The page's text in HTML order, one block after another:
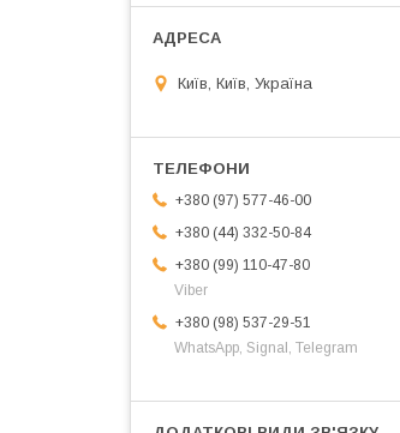
Київ, Київ, Україна
+380 (97) 577-46-00
+380 (44) 332-50-84
+380 (99) 110-47-80
Viber
+380 (98) 537-29-51
WhatsApp, Signal, Telegram